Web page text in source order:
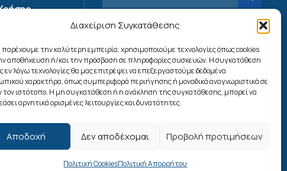
Διαχείριση Συγκατάθεσης
παρέχουμε την καλύτερη εμπειρία, χρησιμοποιούμε τεχνολογίες όπως cookies
αποθήκευση ή/και την πρόσβαση σε πληροφορίες συσκευών. Η συγκατάθεση
εν λόγω τεχνολογίες θα μας επιτρέψει να επεξεργαστούμε δεδομένα
χαρακτήρα, όπως συμπεριφορά περιήγησης ή μοναδικά αναγνωριστικά σε
τον ιστότοπο. Η μη συγκατάθεση ή η ανάκληση της συγκατάθεσης, μπορεί να
αρνητικά ορισμένες λειτουργίες και δυνατότητες.
Αποδοχή Δεν αποδέχομαι Προβολή προτιμήσεων
Πολιτική CookiesΠολιτική Απορρήτου
Cookies
Ακολουθήστε μας